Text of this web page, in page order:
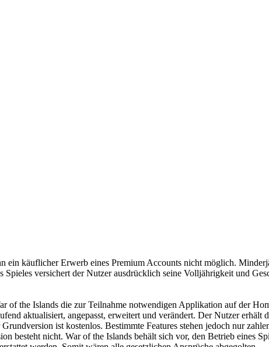
ein käuflicher Erwerb eines Premium Accounts nicht möglich.
versichert der Nutzer ausdrücklich seine Volljährigkeit und
the Islands die zur Teilnahme notwendigen Applikation auf der
aktualisiert, angepasst, erweitert und verändert. Der Nutzer erhält
ist kostenlos. Bestimmte Features stehen jedoch nur
besteht nicht. War of the Islands behält sich vor, den Betrieb eines